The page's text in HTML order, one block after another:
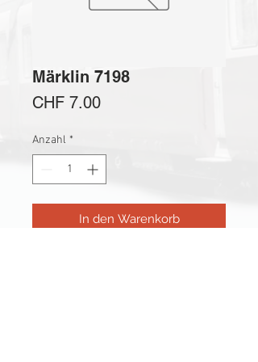
Märklin 7198
CHF 7.00Preis
Anzahl *
In den Warenkorb